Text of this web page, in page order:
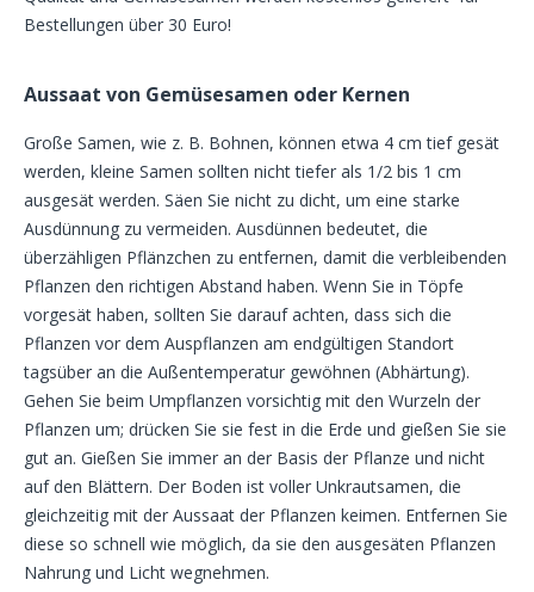
Bestellungen über 30 Euro!
Aussaat von Gemüsesamen oder Kernen
Große Samen, wie z. B. Bohnen, können etwa 4 cm tief gesät
werden, kleine Samen sollten nicht tiefer als 1/2 bis 1 cm
ausgesät werden. Säen Sie nicht zu dicht, um eine starke
Ausdünnung zu vermeiden. Ausdünnen bedeutet, die
überzähligen Pflänzchen zu entfernen, damit die verbleibenden
Pflanzen den richtigen Abstand haben. Wenn Sie in Töpfe
vorgesät haben, sollten Sie darauf achten, dass sich die
Pflanzen vor dem Auspflanzen am endgültigen Standort
tagsüber an die Außentemperatur gewöhnen (Abhärtung).
Gehen Sie beim Umpflanzen vorsichtig mit den Wurzeln der
Pflanzen um; drücken Sie sie fest in die Erde und gießen Sie sie
gut an. Gießen Sie immer an der Basis der Pflanze und nicht
auf den Blättern. Der Boden ist voller Unkrautsamen, die
gleichzeitig mit der Aussaat der Pflanzen keimen. Entfernen Sie
diese so schnell wie möglich, da sie den ausgesäten Pflanzen
Nahrung und Licht wegnehmen.